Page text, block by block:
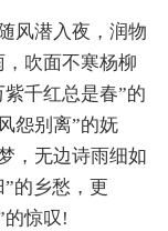
风潜入夜，润物
吹面不寒杨柳
千红总是春”的
怨别离”的妩
，无边诗雨细如
的乡愁，更
的惊叹!